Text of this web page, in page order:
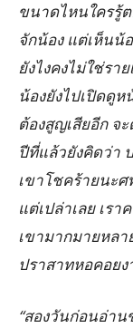
ขนาดไหนใครรู้
จักน้อง แต่เห็นน้
ยังไงคงไม่ใช่ร
น้องยังไปเปิดดู
ต้องสูญเสียอีก จ
ปีที่แล้วยังคิดว่า
เขาโชคร้ายนะ
แต่เปล่าเลย เร
เขามากมายหลา
ปราสาทหอคอยง
“สองวันก่อนอ่า